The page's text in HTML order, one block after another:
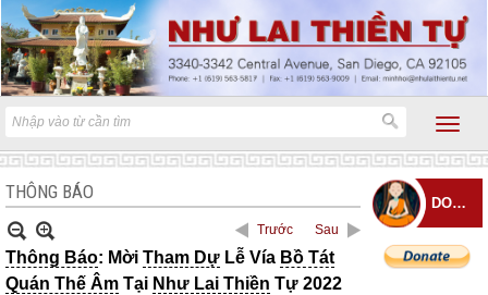
THÔNG BÁO
Trước Sau
Thông Báo: Mời Tham Dự Lễ Vía Bồ Tát
Quán Thế Âm Tại Như Lai Thiền Tự 2022
DONATE